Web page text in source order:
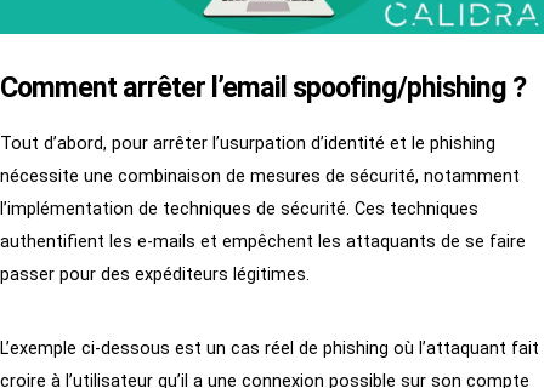
Comment arrêter l’email spoofing/phishing ?
Tout d’abord, pour arrêter l’usurpation d’identité et le phishing
nécessite une combinaison de mesures de sécurité, notamment
l’implémentation de techniques de sécurité. Ces techniques
authentifient les e-mails et empêchent les attaquants de se faire
passer pour des expéditeurs légitimes.
L’exemple ci-dessous est un cas réel de phishing où l’attaquant fait
croire à l’utilisateur qu’il a une connexion possible sur son compte